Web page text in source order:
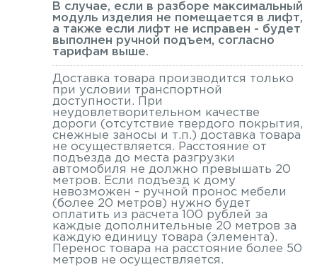
В случае, если в разборе максимальный
модуль изделия не помещается в лифт,
а также если лифт не исправен - будет
выполнен ручной подъем, согласно
тарифам выше.
Доставка товара производится только
при условии транспортной
доступности. При
неудовлетворительном качестве
дороги (отсутствие твердого покрытия,
снежные заносы и т.п.) доставка товара
не осуществляется. Расстояние от
подъезда до места разгрузки
автомобиля не должно превышать 20
метров. Если подъезд к дому
невозможен - ручной пронос мебели
(более 20 метров) нужно будет
оплатить из расчета 100 рублей за
каждые дополнительные 20 метров за
каждую единицу товара (элемента).
Перенос товара на расстояние более 50
метров не осуществляется.